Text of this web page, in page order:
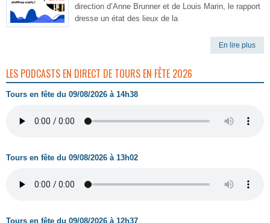
direction d’Anne Brunner et de Louis Marin, le rapport
dresse un état des lieux de la
En lire plus
LES PODCASTS EN DIRECT DE TOURS EN FÊTE 2026
Tours en fête du 09/08/2026 à 14h38
Tours en fête du 09/08/2026 à 13h02
Tours en fête du 09/08/2026 à 12h37